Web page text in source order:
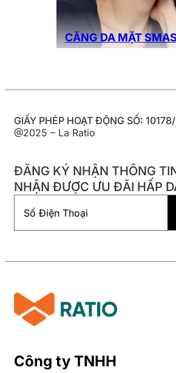
CĂNG DA MẶT
GIẤY PHÉP HOẠT ĐỘNG SỐ:
@2025 – La Ratio
ĐĂNG KÝ NHẬN THÔNG
NHẬN ĐƯỢC ƯU ĐÃI HẤP
Công ty TNHH